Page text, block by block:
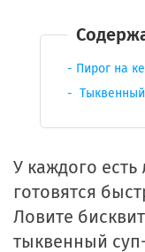
Пирог на
У каждого
готовятся
Ловите
тыквенный